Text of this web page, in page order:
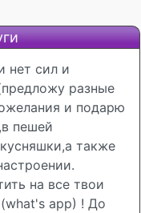
нет сил и
разные
и подарю
пешей
также
на все твои
app) ! До